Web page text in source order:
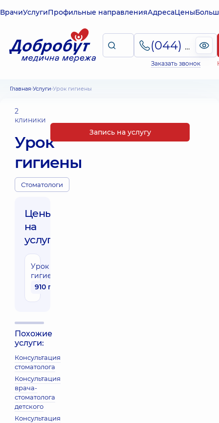
ВрачиУслугиПрофильные направленияАдресаЦены
(044) 495-2-888
Заказать звонок
Главная Услуги Урок гигиены
2
клиники
Урок
гигиены
Стоматологи
Цены
на
услуги:
Урок
гигиены
910 грн
Похожие
услуги:
Консультация
стоматолога
Консультация
врача-
стоматолога
детского
Консультация
Запись на услугу